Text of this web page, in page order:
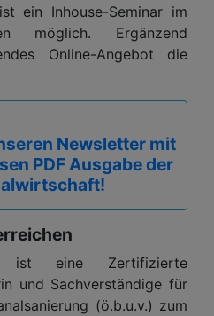
ein Inhouse-Seminar im
möglich. Ergänzend
Online-Angebot die
Newsletter mit
PDF Ausgabe der
eine Zertifizierte
und Sachverständige für
(ö.b.u.v.) zum